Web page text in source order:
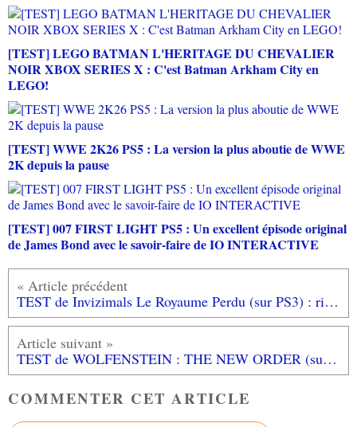
[TEST] LEGO BATMAN L'HERITAGE DU CHEVALIER
NOIR XBOX SERIES X : C'est Batman Arkham City en
LEGO!
[TEST] WWE 2K26 PS5 : La version la plus aboutie de WWE
2K depuis la pause
[TEST] 007 FIRST LIGHT PS5 : Un excellent épisode original
de James Bond avec le savoir-faire de IO INTERACTIVE
TEST de Invizimals Le Royaume Perdu (sur PS3) : rien de neuf
TEST de WOLFENSTEIN : THE NEW ORDER (sur PS4) : une bonne surprise!
COMMENTER CET ARTICLE